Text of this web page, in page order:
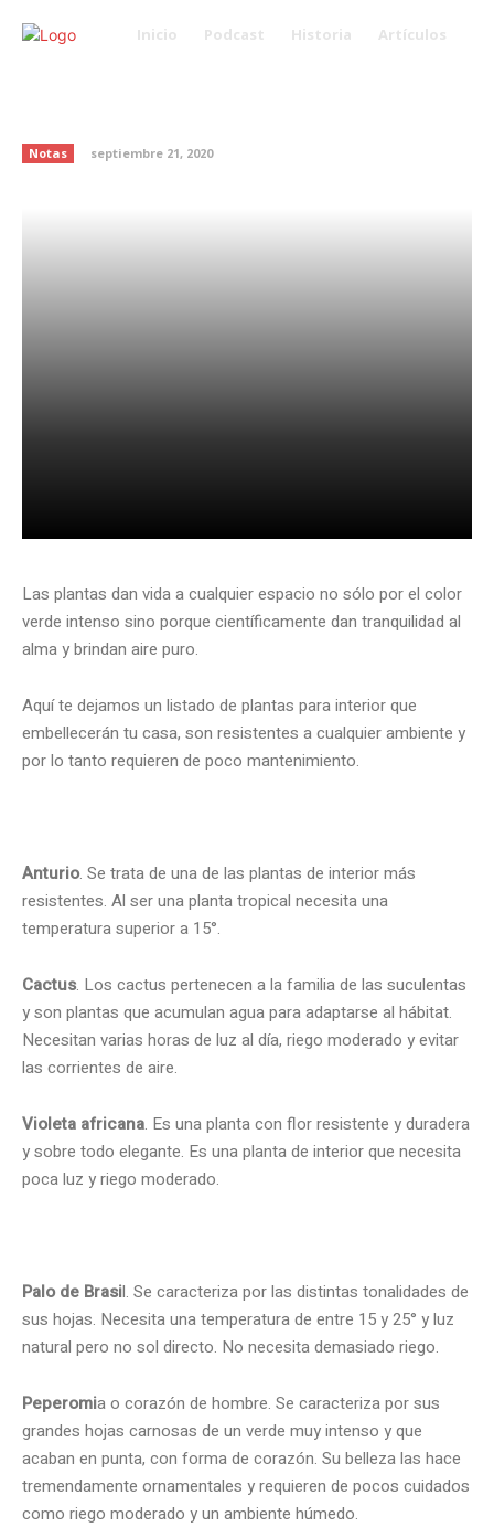
Inicio Podcast Historia Artículos
Notas septiembre 21, 2020
Las plantas dan vida a cualquier espacio no sólo por el color
verde intenso sino porque científicamente dan tranquilidad al
alma y brindan aire puro.
Aquí te dejamos un listado de plantas para interior que
embellecerán tu casa, son resistentes a cualquier ambiente y
por lo tanto requieren de poco mantenimiento.
Anturio. Se trata de una de las plantas de interior más
resistentes. Al ser una planta tropical necesita una
temperatura superior a 15°.
Cactus. Los cactus pertenecen a la familia de las suculentas
y son plantas que acumulan agua para adaptarse al hábitat.
Necesitan varias horas de luz al día, riego moderado y evitar
las corrientes de aire.
Violeta africana. Es una planta con flor resistente y duradera
y sobre todo elegante. Es una planta de interior que necesita
poca luz y riego moderado.
Palo de Brasil. Se caracteriza por las distintas tonalidades de
sus hojas. Necesita una temperatura de entre 15 y 25° y luz
natural pero no sol directo. No necesita demasiado riego.
Peperomia o corazón de hombre. Se caracteriza por sus
grandes hojas carnosas de un verde muy intenso y que
acaban en punta, con forma de corazón. Su belleza las hace
tremendamente ornamentales y requieren de pocos cuidados
como riego moderado y un ambiente húmedo.